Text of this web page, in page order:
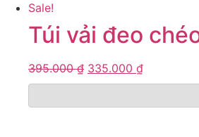
Sale!
Túi vải đeo
395.000₫ 335.000 ₫